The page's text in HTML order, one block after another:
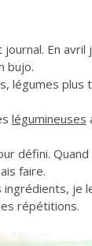
En avril
bujo.
légumes plus
légumineuses
défini. Quand
faire.
ingrédients, je
répétitions.